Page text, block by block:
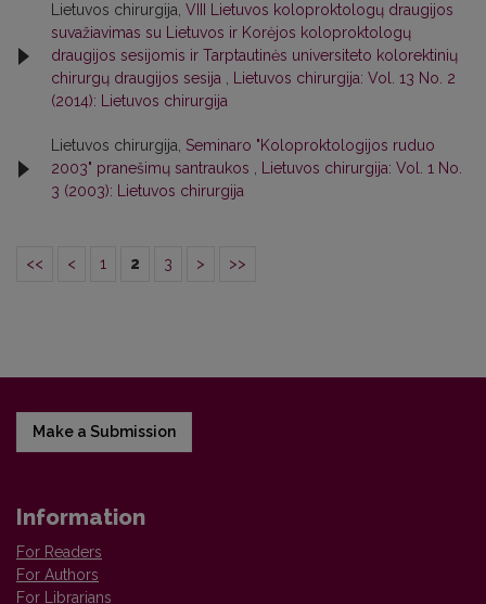
Lietuvos chirurgija, VIII Lietuvos koloproktologų draugijos
suvažiavimas su Lietuvos ir Korėjos koloproktologų
draugijos sesijomis ir Tarptautinės universiteto kolorektinių
chirurgų draugijos sesija
Lietuvos chirurgija: Vol. 13 No. 2
(2014): Lietuvos chirurgija
Lietuvos chirurgija, Seminaro "Koloproktologijos ruduo
2003" pranešimų santraukos
Lietuvos chirurgija: Vol. 1 No.
3 (2003): Lietuvos chirurgija
<< < 1 2 3 > >>
Make a Submission
Information
For Readers
For Authors
For Librarians